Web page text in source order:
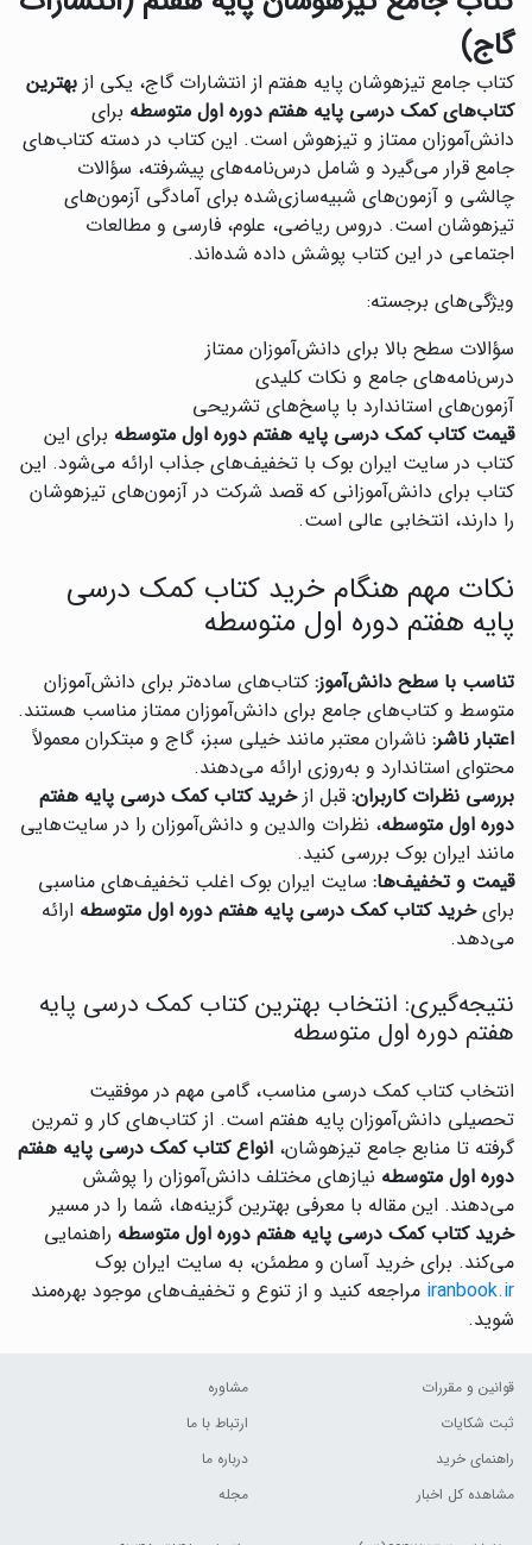
گاج)
کتاب جامع تیزهوشان پایه هفتم از انتشارات گاج، یکی از بهترین
کتاب‌های کمک درسی پایه هفتم دوره اول متوسطه برای
دانش‌آموزان ممتاز و تیزهوش است. این کتاب در دسته کتاب‌های
جامع قرار می‌گیرد و شامل درس‌نامه‌های پیشرفته، سؤالات
چالشی و آزمون‌های شبیه‌سازی‌شده برای آمادگی آزمون‌های
تیزهوشان است. دروس ریاضی، علوم، فارسی و مطالعات
اجتماعی در این کتاب پوشش داده شده‌اند.
ویژگی‌های برجسته:
سؤالات سطح بالا برای دانش‌آموزان ممتاز
درس‌نامه‌های جامع و نکات کلیدی
آزمون‌های استاندارد با پاسخ‌های تشریحی
قیمت کتاب کمک درسی پایه هفتم دوره اول متوسطه برای این
کتاب در سایت ایران بوک با تخفیف‌های جذاب ارائه می‌شود. این
کتاب برای دانش‌آموزانی که قصد شرکت در آزمون‌های تیزهوشان
را دارند، انتخابی عالی است.
نکات مهم هنگام خرید کتاب کمک درسی
پایه هفتم دوره اول متوسطه
تناسب با سطح دانش‌آموز: کتاب‌های ساده‌تر برای دانش‌آموزان
متوسط و کتاب‌های جامع برای دانش‌آموزان ممتاز مناسب هستند.
اعتبار ناشر: ناشران معتبر مانند خیلی سبز، گاج و مبتکران معمولاً
محتوای استاندارد و به‌روزی ارائه می‌دهند.
بررسی نظرات کاربران: قبل ازخرید کتاب کمک درسی پایه هفتم
دوره اول متوسطه، نظرات والدین و دانش‌آموزان را در سایت‌هایی
مانند ایران بوک بررسی کنید.
قیمت و تخفیف‌ها: سایت ایران بوک اغلب تخفیف‌های مناسبی
برایخرید کتاب کمک درسی پایه هفتم دوره اول متوسطه ارائه
می‌دهد.
نتیجه‌گیری: انتخاب بهترین کتاب کمک درسی پایه
هفتم دوره اول متوسطه
انتخاب کتاب کمک درسی مناسب، گامی مهم در موفقیت
تحصیلی دانش‌آموزان پایه هفتم است. از کتاب‌های کار و تمرین
گرفته تا منابع جامع تیزهوشان، انواع کتاب کمک درسی پایه هفتم
دوره اول متوسطه نیازهای مختلف دانش‌آموزان را پوشش
می‌دهند. این مقاله با معرفی بهترین گزینه‌ها، شما را در مسیر
خرید کتاب کمک درسی پایه هفتم دوره اول متوسطه راهنمایی
می‌کند. برای خرید آسان و مطمئن، به سایت ایران بوک
iranbook.ir مراجعه کنید و از تنوع و تخفیف‌های موجود بهره‌مند
شوید.
قوانین و مقررات
ثبت شکایات
راهنمای خرید
مشاهده کل اخبار
مشاوره
ارتباط با ما
درباره ما
مجله